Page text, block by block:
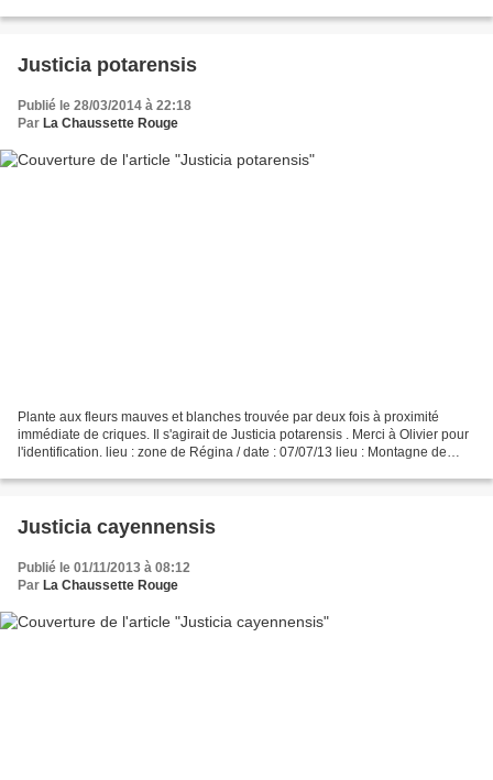
Justicia potarensis
Publié le 28/03/2014 à 22:18
Par La Chaussette Rouge
Plante aux fleurs mauves et blanches trouvée par deux fois à proximité
immédiate de criques. Il s'agirait de Justicia potarensis . Merci à Olivier pour
l'identification. lieu : zone de Régina / date : 07/07/13 lieu : Montagne de
Justicia cayennensis
Publié le 01/11/2013 à 08:12
Par La Chaussette Rouge